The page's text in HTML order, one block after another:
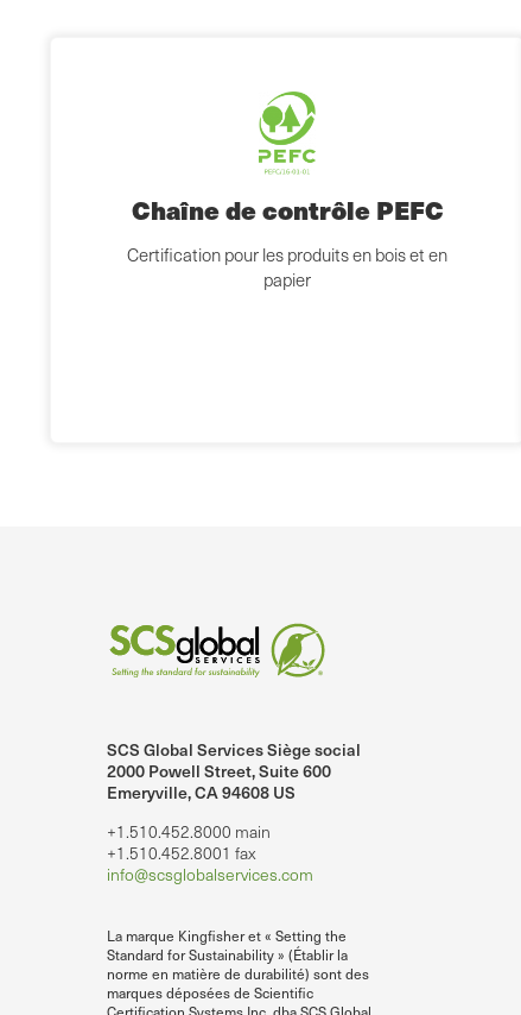
Chaîne de contrôle PEFC
Certification pour les produits en bois et en
papier
SCS Global Services Siège social
2000 Powell Street, Suite 600
Emeryville, CA 94608 US
+1.510.452.8000 main
+1.510.452.8001 fax
info@scsglobalservices.com
La marque Kingfisher et « Setting the
Standard for Sustainability » (Établir la
norme en matière de durabilité) sont des
marques déposées de Scientific
sur LinkedIn.
SCS Global Services sur YouTube